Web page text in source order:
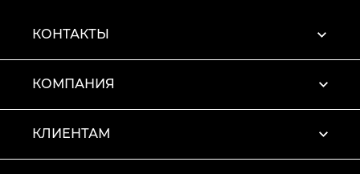
КОНТАКТЫ
КОМПАНИЯ
КЛИЕНТАМ